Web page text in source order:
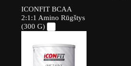
ICONFIT BCAA
2:1:1 Amino Rūgštys
(300 G)